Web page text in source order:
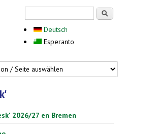
Deutsch
Esperanto
2026/27 en Bremen